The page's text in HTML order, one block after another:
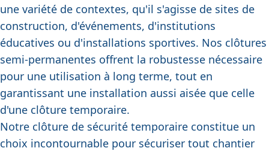
une variété de contextes, qu'il s'agisse de sites de
construction, d'événements, d'institutions
éducatives ou d'installations sportives. Nos clôtures
semi-permanentes offrent la robustesse nécessaire
pour une utilisation à long terme, tout en
garantissant une installation aussi aisée que celle
d'une clôture temporaire.
Notre clôture de sécurité temporaire constitue un
choix incontournable pour sécuriser tout chantier